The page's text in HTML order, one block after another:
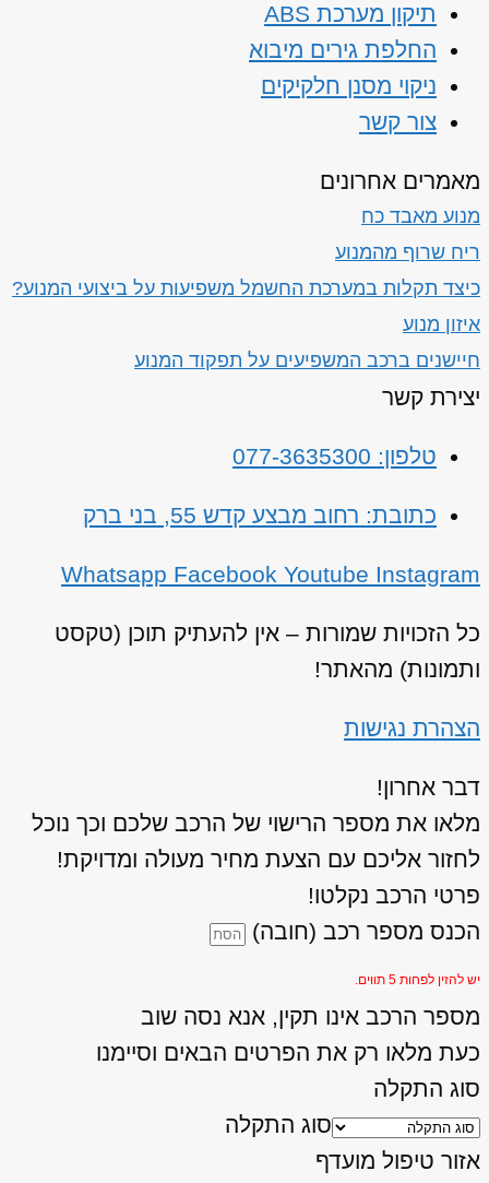
תיקון מערכת ABS
החלפת גירים מיבוא
ניקוי מסנן חלקיקים
צור קשר
מאמרים אחרונים
מנוע מאבד כח
ריח שרוף מהמנוע
כיצד תקלות במערכת החשמל משפיעות על ביצועי המנוע?
איזון מנוע
חיישנים ברכב המשפיעים על תפקוד המנוע
יצירת קשר
טלפון: 077-3635300
כתובת: רחוב מבצע קדש 55, בני ברק
Whatsapp Facebook Youtube Instagram
כל הזכויות שמורות – אין להעתיק תוכן (טקסט
ותמונות) מהאתר!
הצהרת נגישות
דבר אחרון!
מלאו את מספר הרישוי של הרכב שלכם וכך נוכל
לחזור אליכם עם הצעת מחיר מעולה ומדויקת!
פרטי הרכב נקלטו!
הכנס מספר רכב (חובה)
יש להזין לפחות 5 תווים.
מספר הרכב אינו תקין, אנא נסה שוב
כעת מלאו רק את הפרטים הבאים וסיימנו
סוג התקלה
סוג התקלה
אזור טיפול מועדף